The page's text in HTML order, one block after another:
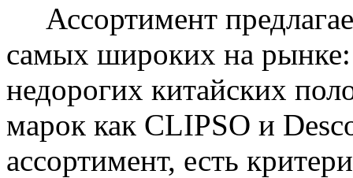
Ассортимент
самых широких на
недорогих китайских
марок как CLIPSO и
ассортимент, есть